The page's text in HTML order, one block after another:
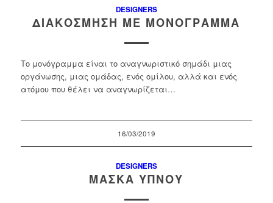
DESIGNERS
ΔΙΑΚΌΣΜΗΣΗ ΜΕ ΜΟΝΌΓΡΑΜΜΑ
Το μονόγραμμα είναι το αναγνωριστικό σημάδι μιας
οργάνωσης, μιας ομάδας, ενός ομίλου, αλλά και ενός
ατόμου που θέλει να αναγνωρίζεται…
16/03/2019
DESIGNERS
ΜΆΣΚΑ ΎΠΝΟΥ